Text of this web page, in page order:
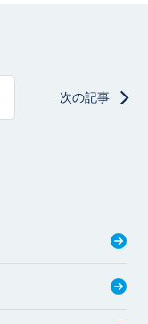
次の記事